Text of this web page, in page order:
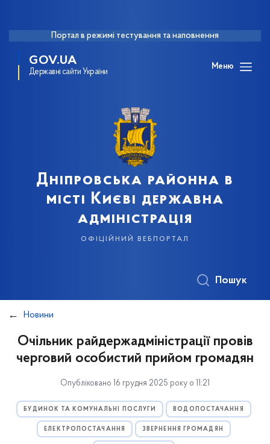
Портал в режимі тестування та наповнення
GOV.UA
Державні сайти України
Меню
Дніпровська районна в
місті Києві державна
адміністрація
офіційний вебпортал
Пошук
Новини
Очільник райдержадміністрації провів
черговий особистий прийом громадян
Опубліковано 16 грудня 2025 року о 11:21
БУДИНОК ТА КОМУНАЛЬНІ ПОСЛУГИ ВОДОПОСТАЧАННЯ
ЕЛЕКТРОПОСТАЧАННЯ ЗВЕРНЕННЯ ГРОМАДЯН